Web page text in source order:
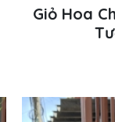
Giỏ Hoa